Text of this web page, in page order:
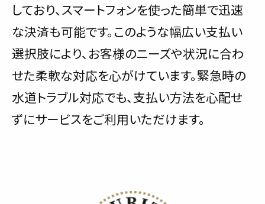
しており、スマートフォンを使った簡単で迅速
な決済も可能です。このような幅広い支払い
選択肢により、お客様のニーズや状況に合わ
せた柔軟な対応を心がけています。緊急時の
水道トラブル対応でも、支払い方法を心配せ
ずにサービスをご利用いただけます。